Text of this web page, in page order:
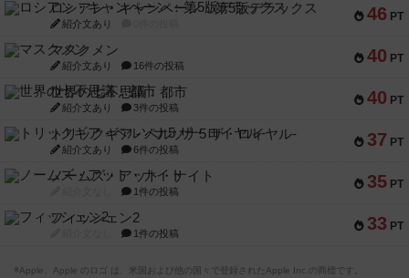
46 PT
ロシアン・キャンペーン：第5版デラックス
紹介文あり
40 PT
マスクメン
紹介文あり 16件の投稿
40 PT
世界の七不思議：都市
紹介文あり 3件の投稿
37 PT
トリックギア - ペルソナ5 ザ・ロイヤル-
紹介文あり 6件の投稿
35 PT
ノームズ・アット・ナイト
1件の投稿
33 PT
フィッシェン2
1件の投稿
※Apple、Apple のロゴ は、米国および他の国々で登録されたApple Inc.の商標です。